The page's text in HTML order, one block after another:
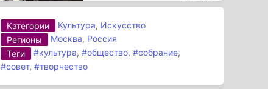
Категории Культура, Искусство
Регионы
Москва, Россия
Теги
#культура,#общество,#собрание,
#совет,#творчество